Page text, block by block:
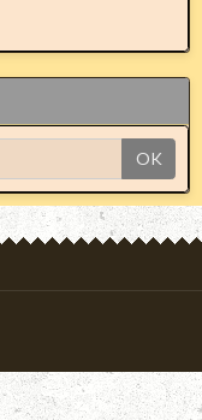
OK